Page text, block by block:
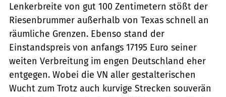
Lenkerbreite von gut 100 Zentimetern stößt der
Riesenbrummer außerhalb von Texas schnell an
räumliche Grenzen. Ebenso stand der
Einstandspreis von anfangs 17195 Euro seiner
weiten Verbreitung im engen Deutschland eher
entgegen. Wobei die VN aller gestalterischen
Wucht zum Trotz auch kurvige Strecken souverän